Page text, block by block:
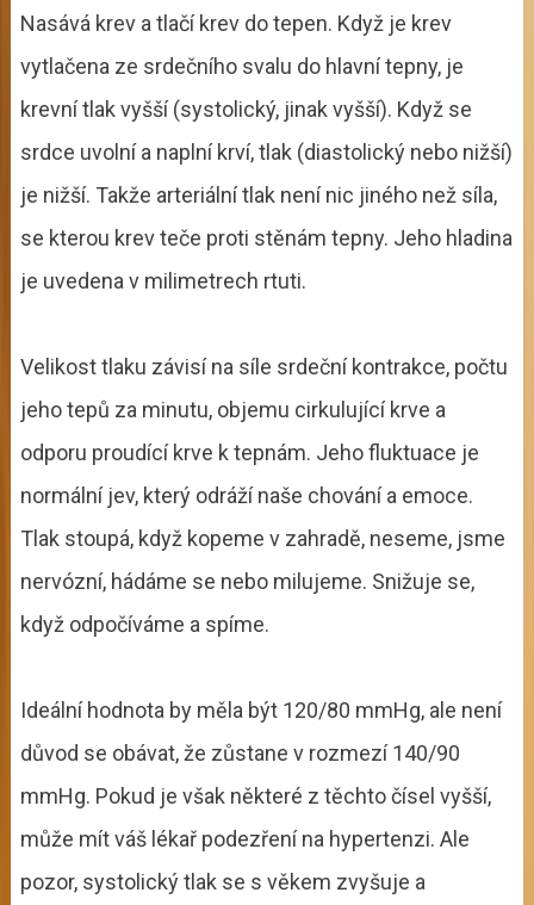
Nasává krev a tlačí krev do tepen. Když je krev
vytlačena ze srdečního svalu do hlavní tepny, je
krevní tlak vyšší (systolický, jinak vyšší). Když se
srdce uvolní a naplní krví, tlak (diastolický nebo nižší)
je nižší. Takže arteriální tlak není nic jiného než síla,
se kterou krev teče proti stěnám tepny. Jeho hladina
je uvedena v milimetrech rtuti.
Velikost tlaku závisí na síle srdeční kontrakce, počtu
jeho tepů za minutu, objemu cirkulující krve a
odporu proudící krve k tepnám. Jeho fluktuace je
normální jev, který odráží naše chování a emoce.
Tlak stoupá, když kopeme v zahradě, neseme, jsme
nervózní, hádáme se nebo milujeme. Snižuje se,
když odpočíváme a spíme.
Ideální hodnota by měla být 120/80 mmHg, ale není
důvod se obávat, že zůstane v rozmezí 140/90
mmHg. Pokud je však některé z těchto čísel vyšší,
může mít váš lékař podezření na hypertenzi. Ale
pozor, systolický tlak se s věkem zvyšuje a